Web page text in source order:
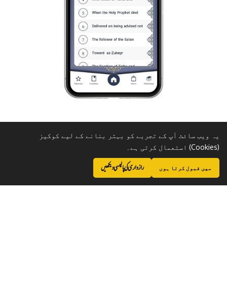
یہ ویب سائٹ آپ کے تجربے کو بہتر بنانے کے لیے کوکیز
(Cookies) استعمال کرتی ہے۔
میں قبول کرتا ہوں رازداری کی پالیسی دیکھیں